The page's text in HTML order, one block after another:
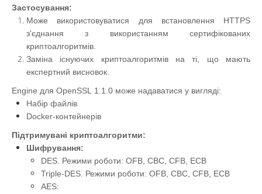
Застосування:
Може використовуватися для встановлення HTTPS
з'єднання з використанням сертифікованих
криптоалгоритмів.
Заміна існуючих криптоалгоритмів на ті, що мають
експертний висновок.
Engine для OpenSSL 1.1.0 може надаватися у вигляді:
Набір файлів
Docker-контейнерів
Підтримувані криптоалгоритми:
Шифрування:
DES. Режими роботи: OFB, CBC, CFB, ECB
Triple-DES. Режими роботи: OFB, CBC, CFB, ECB
AES: